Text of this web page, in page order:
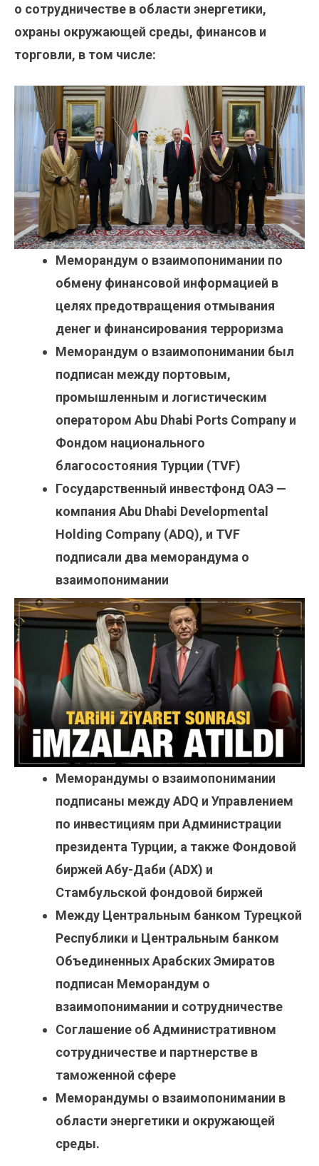
о сотрудничестве в области энергетики,
охраны окружающей среды, финансов и
торговли, в том числе:
Меморандум о взаимопонимании по
обмену финансовой информацией в
целях предотвращения отмывания
денег и финансирования терроризма
Меморандум о взаимопонимании был
подписан между портовым,
промышленным и логистическим
оператором Abu Dhabi Ports Company и
Фондом национального
благосостояния Турции (TVF)
Государственный инвестфонд ОАЭ —
компания Abu Dhabi Developmental
Holding Company (ADQ), и TVF
подписали два меморандума о
взаимопонимании
Меморандумы о взаимопонимании
подписаны между ADQ и Управлением
по инвестициям при Администрации
президента Турции, а также Фондовой
биржей Абу-Даби (ADX) и
Стамбульской фондовой биржей
Между Центральным банком Турецкой
Республики и Центральным банком
Объединенных Арабских Эмиратов
подписан Меморандум о
взаимопонимании и сотрудничестве
Соглашение об Административном
сотрудничестве и партнерстве в
таможенной сфере
Меморандумы о взаимопонимании в
области энергетики и окружающей
среды.